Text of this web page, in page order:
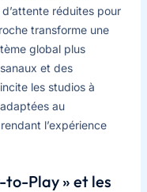
réduites pour
transforme une
global plus
et des
les studios à
au
l’expérience
to-Play » et les